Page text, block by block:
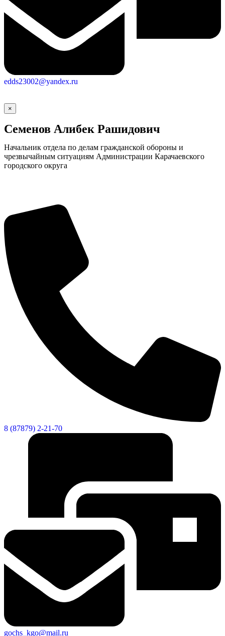
edds23002@yandex.ru
×
Семенов Алибек Рашидович
Начальник отдела по делам гражданской обороны и
чрезвычайным ситуациям Администрации Карачаевского
городского округа
8 (87879) 2-21-70
gochs_kgo@mail.ru